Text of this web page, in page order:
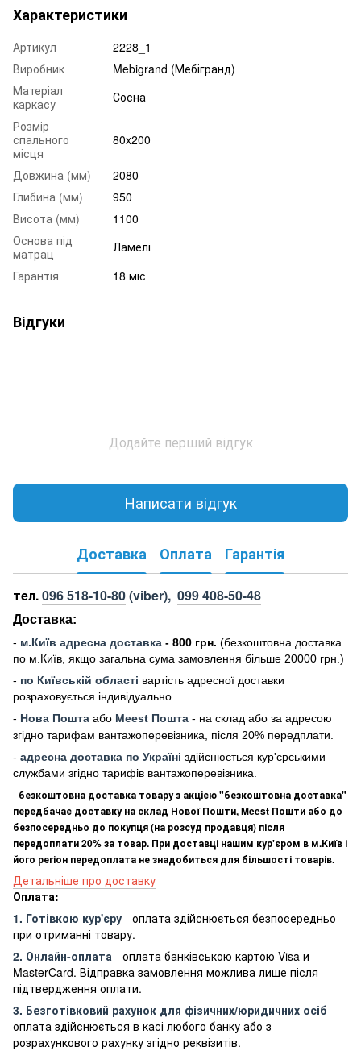
Характеристики
Артикул
2228_1
Виробник
Mebigrand (Мебігранд)
Матеріал
каркасу
Сосна
Розмір
спального
місця
80x200
Довжина (мм)
2080
Глибина (мм)
950
Висота (мм)
1100
Основа під
матрац
Ламелі
Гарантія
18 міс
Відгуки
Додайте перший відгук
Написати відгук
Доставка Оплата Гарантія
тел.096 518-10-80(viber), 099 408-50-48
Доставка:
- м.Київ адресна доставка - 800 грн. (безкоштовна доставка
по м.Київ, якщо загальна сума замовлення більше 20000 грн .)
- по Київській області вартість адресної доставки
розраховується індивідуально.
- Нова Пошта або Meest Пошта - на склад або за адресою
згідно тарифам вантажоперевізника, після 20% передплати.
- адресна доставка по Україні здійснюється кур'єрськими
службами згідно тарифів вантажоперевізника.
- безкоштовна доставка товару з акцією "безкоштовна доставка"
передбачає доставку на склад Нової Пошти, Meest Пошти або до
безпосередньо до покупця (на розсуд продавця) після
передоплати 20% за товар. При доставці нашим кур'єром в м.Київ і
його регіон передоплата не знадобиться для більшості товарів.
Детальніше про доставку
Оплата:
1. Готівкою кур'єру - оплата здійснюється безпосередньо
при отриманні товару.
2. Онлайн-оплата - оплата банківською картою Visa и
MasterCard. Відправка замовлення можлива лише після
підтвердження оплати.
3. Безготівковий рахунок для фізичних/юридичних осіб -
оплата здійснюється в касі любого банку або з
розрахункового рахунку згідно реквізитів.